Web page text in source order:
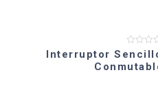
Valorado
en
0
Interruptor